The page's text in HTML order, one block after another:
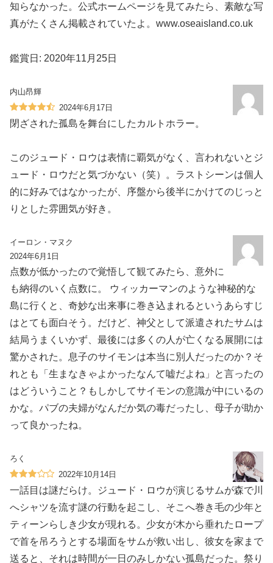
知らなかった。公式ホームページを見てみたら、素敵な写
真がたくさん掲載されていたよ。www.oseaisland.co.uk
鑑賞日: 2020年11月25日
内山昂輝
2024年6月17日
閉ざされた孤島を舞台にしたカルトホラー。
このジュード・ロウは表情に覇気がなく、言われないとジ
ュード・ロウだと気づかない（笑）。ラストシーンは個人
的に好みではなかったが、序盤から後半にかけてのじっと
りとした雰囲気が好き。
イーロン・マヌク
2024年6月1日
点数が低かったので覚悟して観てみたら、意外に
も納得のいく点数に。 ウィッカーマンのような神秘的な
島に行くと、奇妙な出来事に巻き込まれるというあらすじ
はとても面白そう。だけど、神父として派遣されたサムは
結局うまくいかず、最後には多くの人が亡くなる展開には
驚かされた。息子のサイモンは本当に別人だったのか？そ
れとも「生まなきゃよかったなんて嘘だよね」と言ったの
はどういうこと？もしかしてサイモンの意識が中にいるの
かな。パブの夫婦がなんだか気の毒だったし、母子が助か
って良かったね。
ろく
2022年10月14日
一話目は謎だらけ。ジュード・ロウが演じるサムが森で川
へシャツを流す謎の行動を起こし、そこへ巻き毛の少年と
ティーンらしき少女が現れる。少女が木から垂れたロープ
で首を吊ろうとする場面をサムが救い出し、彼女を家まで
送ると、それは時間が一日のみしかない孤島だった。祭り